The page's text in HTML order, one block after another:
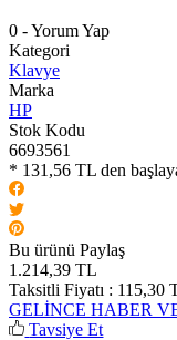
0 - Yorum Yap
Kategori
Klavye
Marka
HP
Stok Kodu
6693561
* 131,56 TL den
Bu ürünü Paylaş
1.214,39 TL
Taksitli Fiyatı : 115,30
GELİNCE HABER
Tavsiye Et